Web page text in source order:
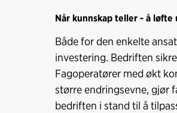
Når kunnskap teller - å
Både for den enkelte
investering. Bedriften
Fagoperatører med økt
større endringsevne, gjør
bedriften i stand til å